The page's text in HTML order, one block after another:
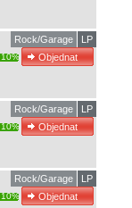
LP
Rock/Garage
10%
LP
Rock/Garage
10%
LP
Rock/Garage
10%